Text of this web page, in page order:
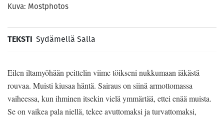
Kuva: Mostphotos
TEKSTI Sydämellä Salla
Eilen iltamyöhään peittelin viime töikseni nukkumaan iäkästä
rouvaa. Muisti kiusaa häntä. Sairaus on siinä armottomassa
vaiheessa, kun ihminen itsekin vielä ymmärtää, ettei enää muista.
Se on vaikea pala niellä, tekee avuttomaksi ja turvattomaksi,